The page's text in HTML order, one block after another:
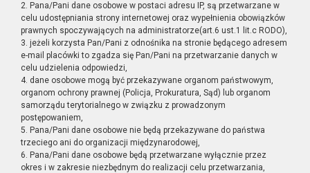
2. Pana/Pani dane osobowe w postaci adresu IP, są przetwarzane w
celu udostępniania strony internetowej oraz wypełnienia obowiązków
prawnych spoczywających na administratorze(art.6 ust.1 lit.c RODO),
3. jeżeli korzysta Pan/Pani z odnośnika na stronie będącego adresem
e-mail placówki to zgadza się Pan/Pani na przetwarzanie danych w
celu udzielenia odpowiedzi,
4. dane osobowe mogą być przekazywane organom państwowym,
organom ochrony prawnej (Policja, Prokuratura, Sąd) lub organom
samorządu terytorialnego w związku z prowadzonym
postępowaniem,
5. Pana/Pani dane osobowe nie będą przekazywane do państwa
trzeciego ani do organizacji międzynarodowej,
6. Pana/Pani dane osobowe będą przetwarzane wyłącznie przez
okres i w zakresie niezbędnym do realizacji celu przetwarzania,